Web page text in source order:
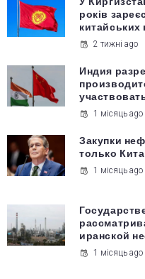
років
китайських
2 тижні ago
Индия
1 місяць ago
Закупки
только
1 місяць ago
иранской
1 місяць ago